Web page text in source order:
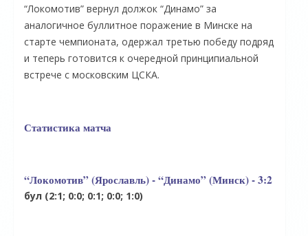
“Локомотив” вернул должок “Динамо” за
аналогичное буллитное поражение в Минске на
старте чемпионата, одержал третью победу подряд
и теперь готовится к очередной принципиальной
встрече с московским ЦСКА.
Статистика матча
“Локомотив” (Ярославль) - “Динамо” (Минск) - 3:2
бул (2:1; 0:0; 0:1; 0:0; 1:0)